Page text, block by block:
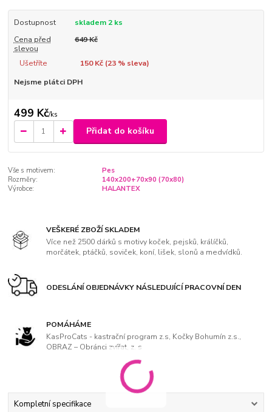
Dostupnost
skladem 2 ks
Cena před
slevou
649 Kč
Ušetříte 150 Kč (23% sleva)
Nejsme plátci DPH
499 Kč/ks
Přidat do košíku
Vše s motivem:
Pes
Rozměry:
140x200+70x90 (70x80)
Výrobce:
HALANTEX
VEŠKERÉ ZBOŽÍ SKLADEM
Více než 2500 dárků s motivy koček, pejsků, králíčků,
morčátek, ptáčků, soviček, koní, lišek, slonů a medvídků.
ODESLÁNÍ OBJEDNÁVKY NÁSLEDUJÍCÍ PRACOVNÍ DEN
POMÁHÁME
KasProCats - kastrační program z.s, Kočky Bohumín z.s.,
OBRAZ – Obránci zvířat, z. s
Kompletní specifikace